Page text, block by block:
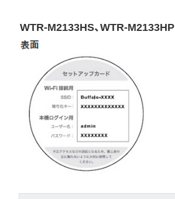
WTR-M2133HS、WTR-M2133HP